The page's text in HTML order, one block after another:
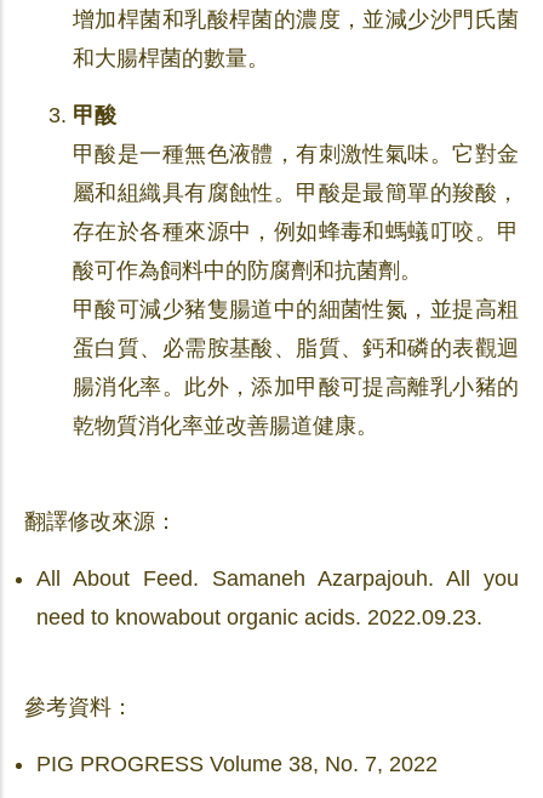
增加桿菌和乳酸桿菌的濃度，並減少沙門氏菌
和大腸桿菌的數量。
甲酸
甲酸是一種無色液體，有刺激性氣味。它對金
屬和組織具有腐蝕性。甲酸是最簡單的羧酸，
存在於各種來源中，例如蜂毒和螞蟻叮咬。甲
酸可作為飼料中的防腐劑和抗菌劑。
甲酸可減少豬隻腸道中的細菌性氮，並提高粗
蛋白質、必需胺基酸、脂質、鈣和磷的表觀迴
腸消化率。此外，添加甲酸可提高離乳小豬的
乾物質消化率並改善腸道健康。
翻譯修改來源：
All About Feed. Samaneh Azarpajouh. All you
need to knowabout organic acids. 2022.09.23.
參考資料：
PIG PROGRESS Volume 38, No. 7, 2022